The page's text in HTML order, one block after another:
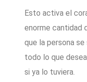
Esto activa el
enorme cantidad
que la persona
todo lo que
si ya lo tuviera.